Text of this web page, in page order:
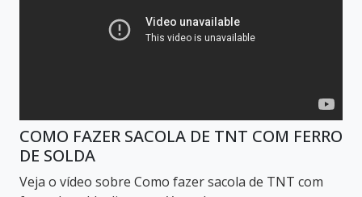
COMO FAZER SACOLA DE TNT COM FERRO
DE SOLDA
Veja o vídeo sobre Como fazer sacola de TNT com